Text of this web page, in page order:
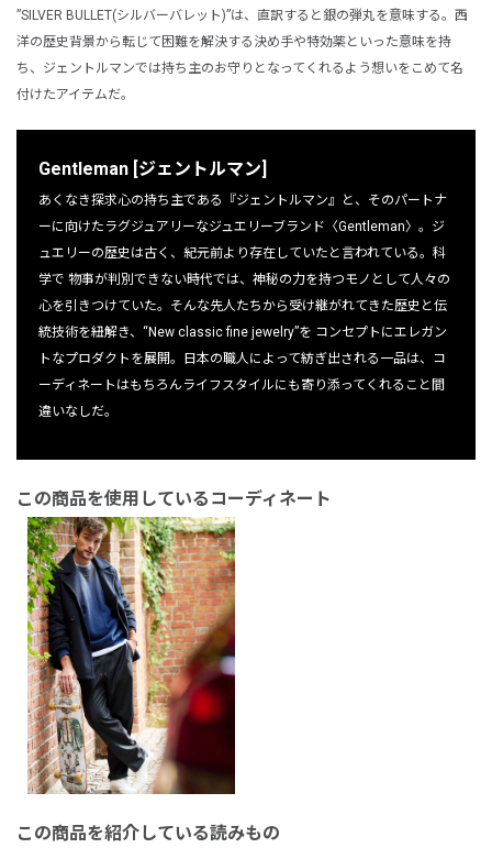
”SILVER BULLET(シルバーバレット)”は、直訳すると銀の弾丸を意味する。西
洋の歴史背景から転じて困難を解決する決め手や特効薬といった意味を持
ち、ジェントルマンでは持ち主のお守りとなってくれるよう想いをこめて名
付けたアイテムだ。
Gentleman [ジェントルマン]
あくなき探求心の持ち主である『ジェントルマン』と、そのパートナ
ーに向けたラグジュアリーなジュエリーブランド〈Gentleman〉。ジ
ュエリーの歴史は古く、紀元前より存在していたと言われている。科
学で 物事が判別できない時代では、神秘の力を持つモノとして人々の
心を引きつけていた。そんな先人たちから受け継がれてきた歴史と伝
統技術を紐解き、“New classic fine jewelry”を コンセプトにエレガン
トなプロダクトを展開。日本の職人によって紡ぎ出される一品は、コ
ーディネートはもちろんライフスタイルにも寄り添ってくれること間
違いなしだ。
この商品を使用しているコーディネート
この商品を紹介している読みもの